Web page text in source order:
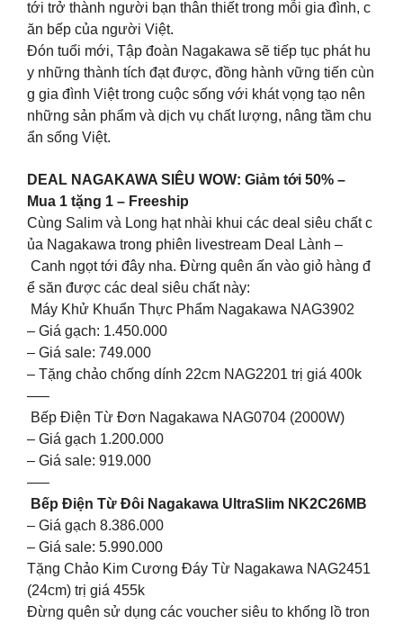
tới trở thành người bạn thân thiết trong mỗi gia đình, c
ăn bếp của người Việt.
Đón tuổi mới, Tập đoàn Nagakawa sẽ tiếp tục phát hu
y những thành tích đạt được, đồng hành vững tiến cùn
g gia đình Việt trong cuộc sống với khát vọng tạo nên
những sản phẩm và dịch vụ chất lượng, nâng tầm chu
ẩn sống Việt.
DEAL NAGAKAWA SIÊU WOW: Giảm tới 50% –
Mua 1 tặng 1 – Freeship
Cùng Salim và Long hạt nhài khui các deal siêu chất c
ủa Nagakawa trong phiên livestream Deal Lành –
Canh ngọt tới đây nha. Đừng quên ấn vào giỏ hàng đ
ể săn được các deal siêu chất này:
Máy Khử Khuẩn Thực Phẩm Nagakawa NAG3902
– Giá gạch: 1.450.000
– Giá sale: 749.000
– Tặng chảo chống dính 22cm NAG2201 trị giá 400k
—–
Bếp Điện Từ Đơn Nagakawa NAG0704 (2000W)
– Giá gạch 1.200.000
– Giá sale: 919.000
—–
Bếp Điện Từ Đôi Nagakawa UltraSlim NK2C26MB
– Giá gạch 8.386.000
– Giá sale: 5.990.000
Tặng Chảo Kim Cương Đáy Từ Nagakawa NAG2451
(24cm) trị giá 455k
Đừng quên sử dụng các voucher siêu to khổng lồ tron